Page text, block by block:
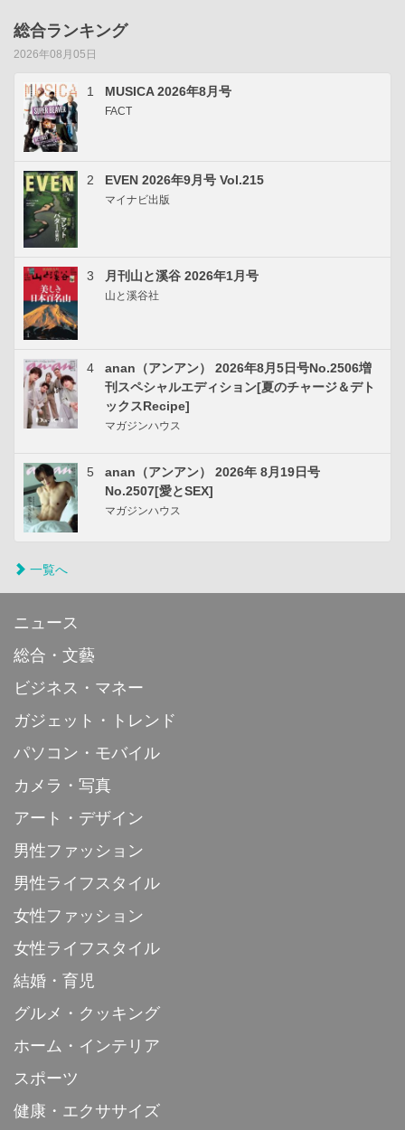
総合ランキング
2026年08月05日
1 MUSICA 2026年8月号
FACT
2 EVEN 2026年9月号 Vol.215
マイナビ出版
3 月刊山と溪谷 2026年1月号
山と溪谷社
4
anan（アンアン） 2026年8月5日号No.2506増
刊スペシャルエディション[夏のチャージ＆デト
ックスRecipe]
マガジンハウス
5
anan（アンアン） 2026年 8月19日号
No.2507[愛とSEX]
マガジンハウス
一覧へ
ニュース
総合・文藝
ビジネス・マネー
ガジェット・トレンド
パソコン・モバイル
カメラ・写真
アート・デザイン
男性ファッション
男性ライフスタイル
女性ファッション
女性ライフスタイル
結婚・育児
グルメ・クッキング
ホーム・インテリア
スポーツ
健康・エクササイズ